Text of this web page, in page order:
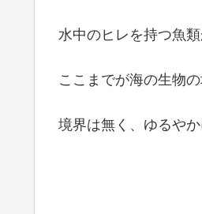
水中のヒレを持つ魚
ここまでが海の生物
境界は無く、ゆるや